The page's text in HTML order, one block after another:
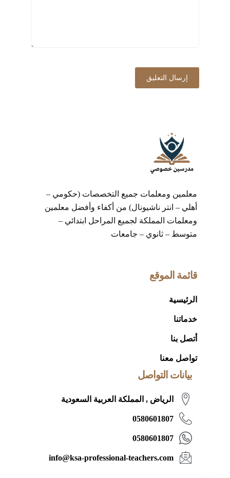
معلمين ومعلمات جميع التخصصات (حكومي –
أهلي – انتر ناشيونال) من أكفاء وأفضل معلمين
ومعلمات المملكة لجميع المراحل ابتدائي –
متوسط – ثانوي – جامعات
قائمة الموقع
الرئيسية
خدماتنا
أتصل بنا
تواصل معنا
بيانات التواصل
الرياض , المملكة العربية السعودية
0580601807
0580601807
info@ksa-professional-teachers.com